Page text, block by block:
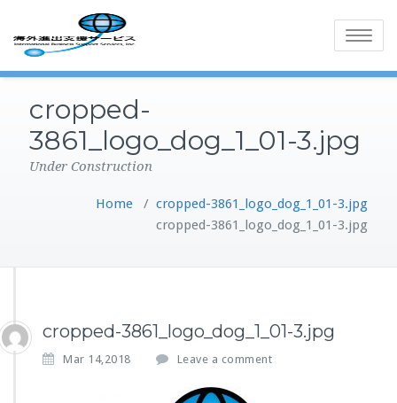
Toggle
cropped-
3861_logo_dog_1_01-3.jpg
Under Construction
Home / cropped-3861_logo_dog_1_01-3.jpg
cropped-3861_logo_dog_1_01-3.jpg
cropped-3861_logo_dog_1_01-3.jpg
Mar 14,2018 Leave a comment